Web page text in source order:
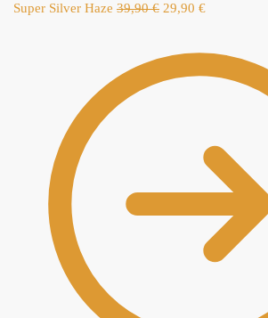
Super Silver Haze 39,90€ 29,90 €